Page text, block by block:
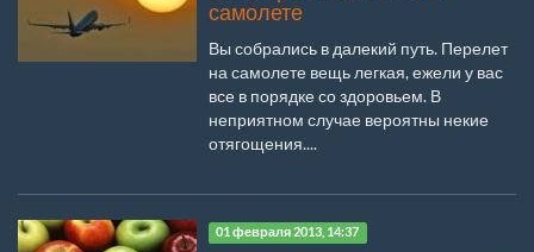
самолете
Вы собрались в далекий путь. Перелет
на самолете вещь легкая, ежели у вас
все в порядке со здоровьем. В
неприятном случае вероятны некие
отягощения....
01 февраля 2013, 14:37